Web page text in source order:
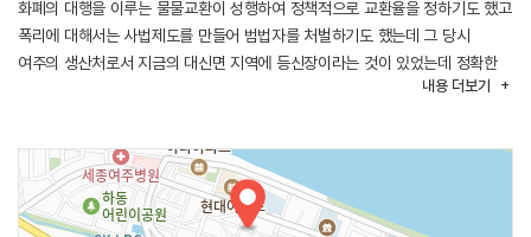
화폐의 대행을 이루는 물물교환이 성행하여 정책적으로 교환율을 정하기도 했고
폭리에 대해서는 사법제도를 만들어 범법자를 처벌하기도 했는데 그 당시
여주의 생산처로서 지금의 대신면 지역에 등신장이라는 것이 있었는데 정확한
그 외에 방근곡처, 신지처, 신내이처 등이 있었다. 조선초 농본정책이 중시되고
상업이 억제되었으나 왜란과 호란을 겪으면서 사행상이 두드러지게 되고 지방의
시장도 그 수효가 증가하여 점차 상공업이 발달하면서 한강의 이용수단이
생기게 되었고 그에 따라 관선, 병선, 사선이 생기게 되었다. 세종년간에
내용 더보기